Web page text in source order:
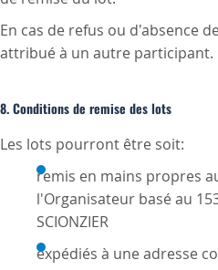
En cas de refus ou d'absence
attribué à un autre participant.
8. Conditions de remise des lots
Les lots pourront être soit:
remis en mains propres
l'Organisateur basé au
SCIONZIER
expédiés à une adresse